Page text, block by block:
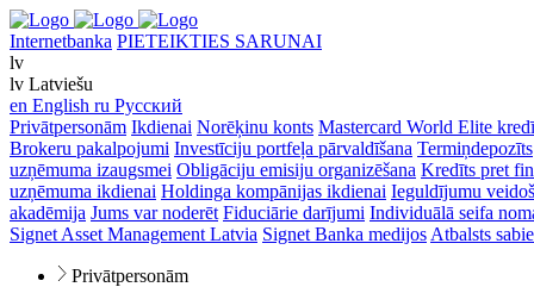
Internetbanka PIETEIKTIES SARUNAI
lv
lv Latviešu
en English ru Русский
Privātpersonām Ikdienai Norēķinu konts Mastercard World Elite
Brokeru pakalpojumi Investīciju portfeļa pārvaldīšana Termiņdepozīts
uzņēmuma izaugsmei Obligāciju emisiju organizēšana Kredīts pret
uzņēmuma ikdienai Holdinga kompānijas ikdienai Ieguldījumu
akadēmija Jums var noderēt Fiduciārie darījumi Individuālā seifa
Signet Asset Management Latvia Signet Banka medijos Atbalsts
Privātpersonām